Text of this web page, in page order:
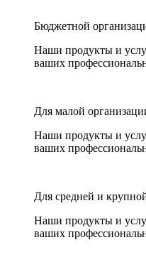
Бюджетной
Наши продукты и
ваших
Для малой
Наши продукты и
ваших
Для средней и
Наши продукты и
ваших